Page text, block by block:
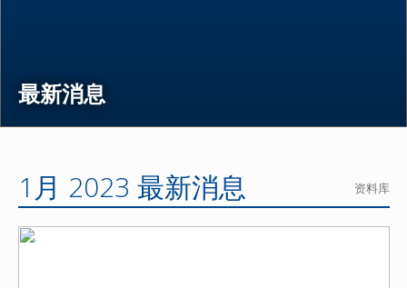
最新消息
1月 2023 最新消息 资料库